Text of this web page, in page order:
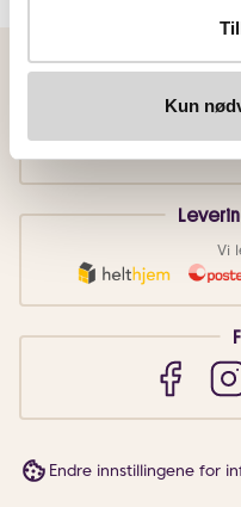
Kun
Faktura
Vi
Endre innstillingene for